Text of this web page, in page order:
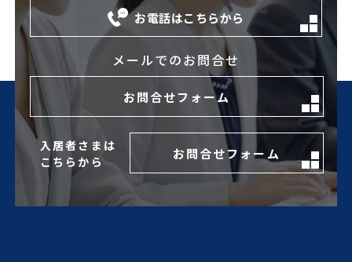
お電話はこちらから
メールでのお問合せ
お問合せフォーム
入居者さまは
こちらから
お問合せフォーム